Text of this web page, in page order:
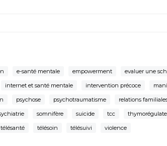
e-santé mentale empowerment evaluer une
internet et santé mentale intervention précoce
psychose psychotraumatisme relations
somnifère suicide tcc
télésanté télésoin télésuivi violence